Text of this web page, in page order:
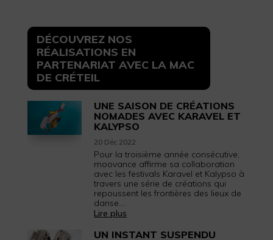
DÉCOUVREZ NOS
RÉALISATIONS EN
PARTENARIAT AVEC LA MAC
DE CRÉTEIL
UNE SAISON DE CRÉATIONS
NOMADES AVEC KARAVEL ET
KALYPSO
20 Déc 2022
Pour la troisième année consécutive,
moovance affirme sa collaboration
avec les festivals Karavel et Kalypso à
travers une série de créations qui
repoussent les frontières des lieux de
danse....
Lire plus
UN INSTANT SUSPENDU